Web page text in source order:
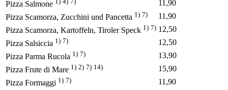
Pizza Salmone
11,90
Pizza Scamorza, Zucchini und Pancetta 1) 7)
11,90
Pizza Scamorza, Kartoffeln, Tiroler Speck 1) 7) 12,50
Pizza Salsiccia 1) 7)
12,50
Pizza Parma Rucola 1) 7)
13,90
Pizza Frute di Mare 1) 2) 7) 14)
15,90
Pizza Formaggi 1) 7)
11,90